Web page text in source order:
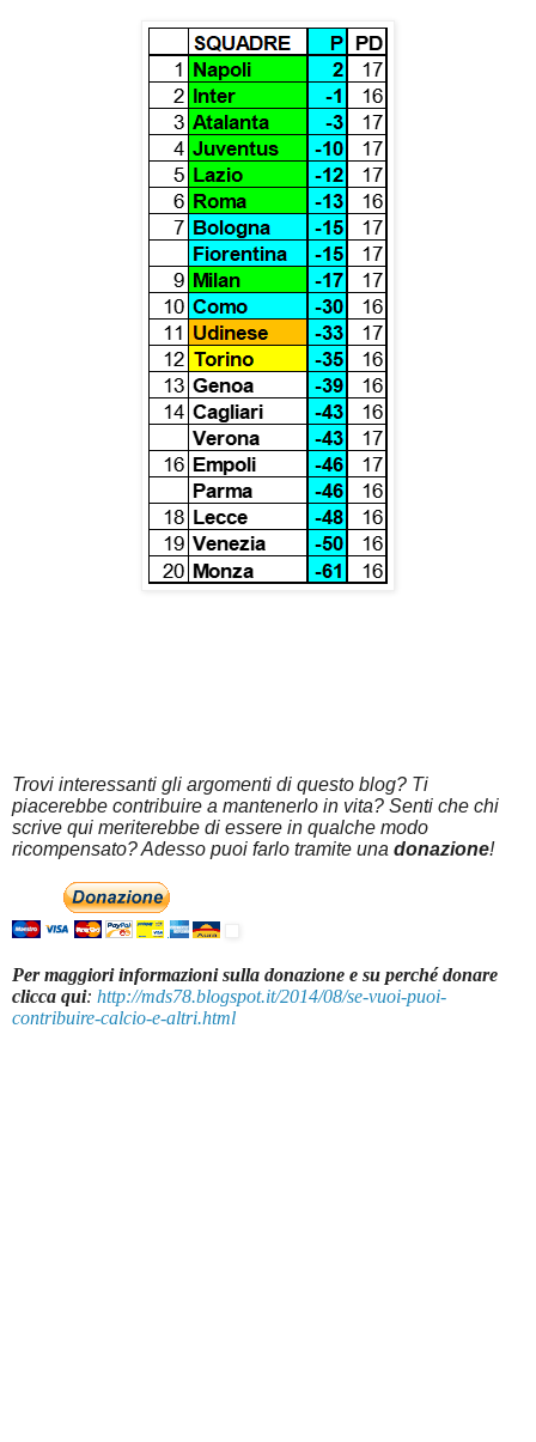
Trovi interessanti gli argomenti di questo blog? Ti
piacerebbe contribuire a mantenerlo in vita? Senti che chi
scrive qui meriterebbe di essere in qualche modo
ricompensato? Adesso puoi farlo tramite una donazione!
Per maggiori informazioni sulla donazione e su perché donare
clicca qui: http://mds78.blogspot.it/2014/08/se-vuoi-puoi-
contribuire-calcio-e-altri.html